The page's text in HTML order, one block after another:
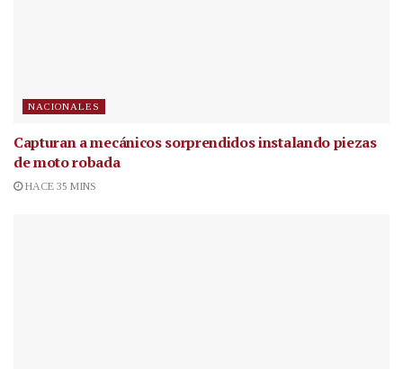
NACIONALES
Capturan a mecánicos sorprendidos instalando piezas
de moto robada
HACE 35 MINS